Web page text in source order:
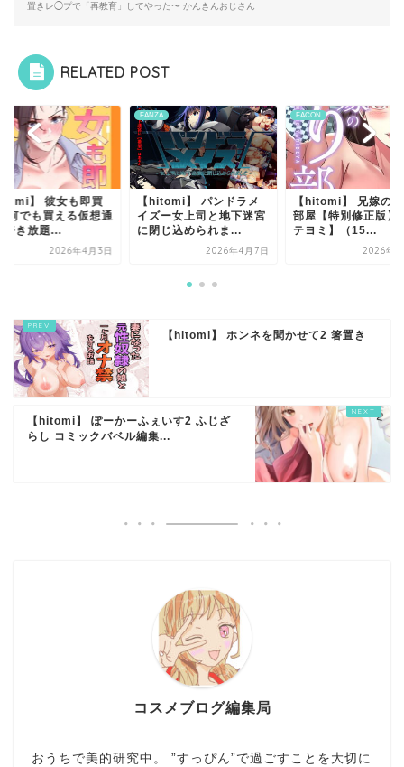
置きレ◯プで「再教育」してやった〜 かんきんおじさん
RELATED POST
】 彼女も即買
何でも買える仮想通
好き放題...
2026年4月3日
FANZA
【hitomi】 パンドラメ
イズー女上司と地下迷宮
に閉じ込められま...
2026年4月7日
FACON
【hitomi】 兄嫁の
部屋【特別修正版】
テヨミ】（15...
2026年1
【hitomi】 ホンネを聞かせて2 箸置き
【hitomi】 ぽーかーふぇいす2 ふじざ
らし コミックバベル編集...
コスメブログ編集局
おうちで美的研究中。 ”すっぴん”で過ごすことを大切に